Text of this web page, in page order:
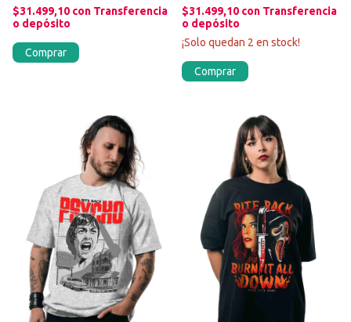
$31.499,10 con Transferencia
o depósito
Comprar
$31.499,10 con Transferencia
o depósito
¡Solo quedan 2 en stock!
Comprar